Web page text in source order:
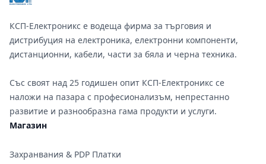
КСП-Електроникс е водеща фирма за търговия и
дистрибуция на електроника, електронни компоненти,
дистанционни, кабели, части за бяла и черна техника.
Със своят над 25 годишен опит КСП-Електроникс се
наложи на пазара с професионализъм, непрестанно
развитие и разнообразна гама продукти и услуги.
Магазин
Захранвания & PDP Платки